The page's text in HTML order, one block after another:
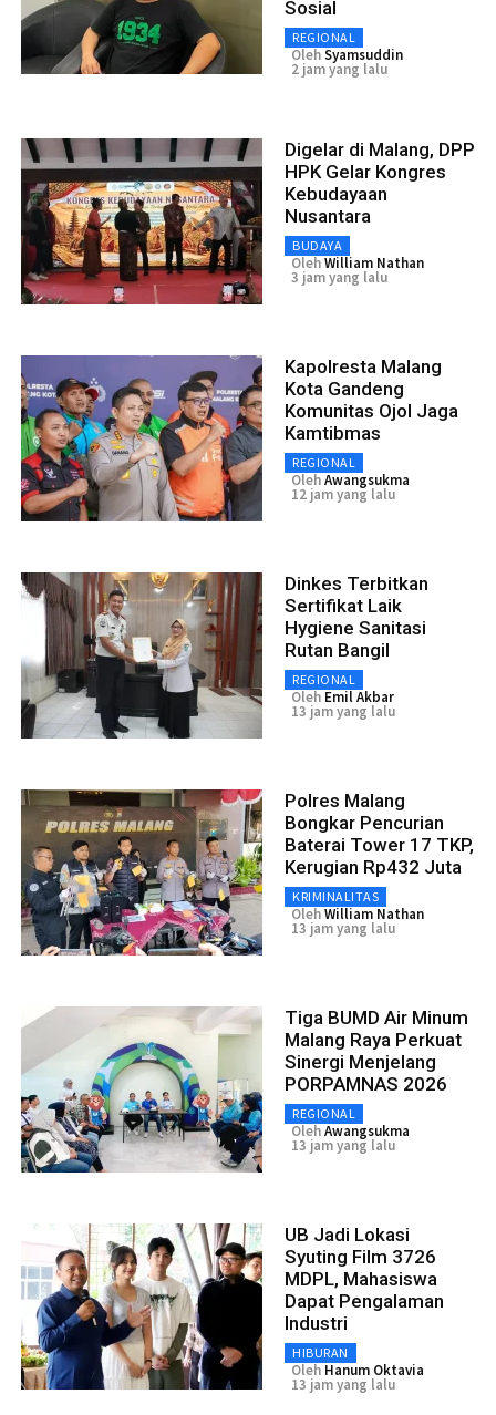
Sosial
REGIONAL
OlehSyamsuddin
2 jam yang lalu
Digelar di Malang, DPP
HPK Gelar Kongres
Kebudayaan
Nusantara
BUDAYA
OlehWilliam Nathan
3 jam yang lalu
Kapolresta Malang
Kota Gandeng
Komunitas Ojol Jaga
Kamtibmas
REGIONAL
OlehAwangsukma
12 jam yang lalu
Dinkes Terbitkan
Sertifikat Laik
Hygiene Sanitasi
Rutan Bangil
REGIONAL
Oleh Emil Akbar
13 jam yang lalu
Polres Malang
Bongkar Pencurian
Baterai Tower 17 TKP,
Kerugian Rp432 Juta
KRIMINALITAS
OlehWilliam Nathan
13 jam yang lalu
Tiga BUMD Air Minum
Malang Raya Perkuat
Sinergi Menjelang
PORPAMNAS 2026
REGIONAL
OlehAwangsukma
13 jam yang lalu
UB Jadi Lokasi
Syuting Film 3726
MDPL, Mahasiswa
Dapat Pengalaman
Industri
HIBURAN
Oleh Hanum Oktavia
13 jam yang lalu